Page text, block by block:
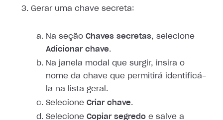
Gerar uma chave secreta:
Na seção Chaves secretas, selecione
Adicionar chave.
Na janela modal que surgir, insira o
nome da chave que permitirá identificá-
la na lista geral.
Selecione Criar chave.
Selecione Copiar segredo e salve a